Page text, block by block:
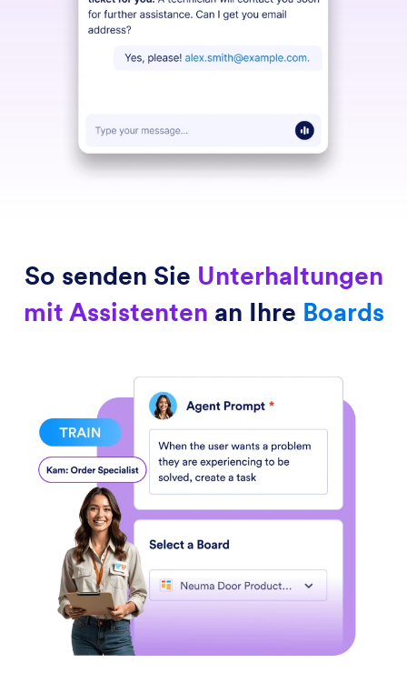
So senden Sie Unterhaltungen
mit Assistenten an Ihre Boards